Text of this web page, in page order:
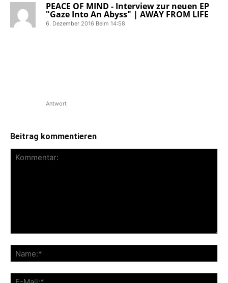
PEACE OF MIND - Interview zur neuen EP
"Gaze Into An Abyss" | AWAY FROM LIFE
6. Dezember 2016 Beim 14:58
Antwort
Beitrag kommentieren